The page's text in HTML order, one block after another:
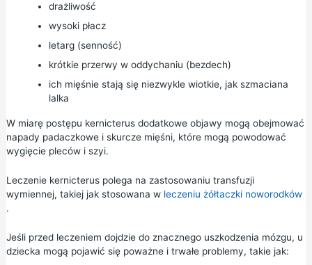
drażliwość
wysoki płacz
letarg (senność)
krótkie przerwy w oddychaniu (bezdech)
ich mięśnie stają się niezwykle wiotkie, jak szmaciana
lalka
W miarę postępu kernicterus dodatkowe objawy mogą obejmować
napady padaczkowe i skurcze mięśni, które mogą powodować
wygięcie pleców i szyi.
Leczenie kernicterus polega na zastosowaniu transfuzji
wymiennej, takiej jak stosowana w leczeniu żółtaczki noworodków
.
Jeśli przed leczeniem dojdzie do znacznego uszkodzenia mózgu, u
dziecka mogą pojawić się poważne i trwałe problemy, takie jak: